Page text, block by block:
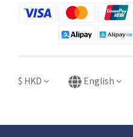
$ HKD English